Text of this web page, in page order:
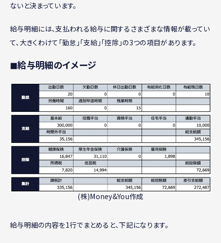
ないと決まっています。
給与明細には、支払われる給与に関するさまざまな情報が載ってい
て、大きくわけて「勤怠」「支給」「控除」の3つの項目があります。
◼︎給与明細のイメージ
(株)Money&You作成
給与明細の内容を1行でまとめると、下記になります。